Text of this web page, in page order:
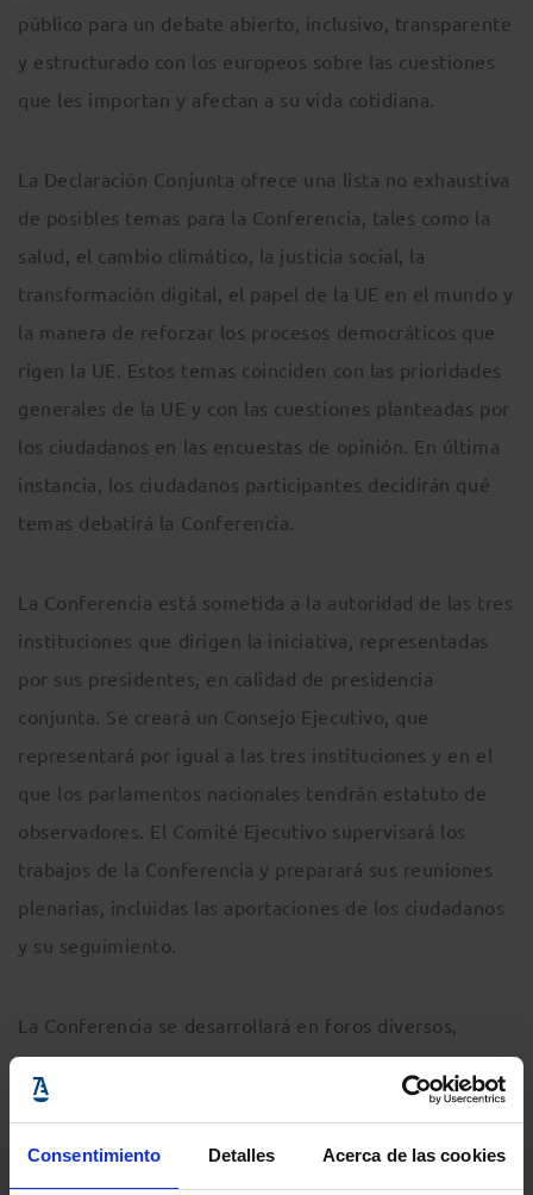
Consentimiento Detalles Acerca de las cookies
público para un debate abierto, inclusivo, transparente
y estructurado con los europeos sobre las cuestiones
que les importan y afectan a su vida cotidiana.
La Declaración Conjunta ofrece una lista no exhaustiva
de posibles temas para la Conferencia, tales como la
salud, el cambio climático, la justicia social, la
transformación digital, el papel de la UE en el mundo y
la manera de reforzar los procesos democráticos que
rigen la UE. Estos temas coinciden con las prioridades
generales de la UE y con las cuestiones planteadas por
los ciudadanos en las encuestas de opinión. En última
instancia, los ciudadanos participantes decidirán qué
temas debatirá la Conferencia.
La Conferencia está sometida a la autoridad de las tres
instituciones que dirigen la iniciativa, representadas
por sus presidentes, en calidad de presidencia
conjunta. Se creará un Consejo Ejecutivo, que
representará por igual a las tres instituciones y en el
que los parlamentos nacionales tendrán estatuto de
observadores. El Comité Ejecutivo supervisará los
trabajos de la Conferencia y preparará sus reuniones
plenarias, incluidas las aportaciones de los ciudadanos
y su seguimiento.
La Conferencia se desarrollará en foros diversos,
incluidos foros digitales, y también de forma
presencial cuando sea posible, respetando las normas